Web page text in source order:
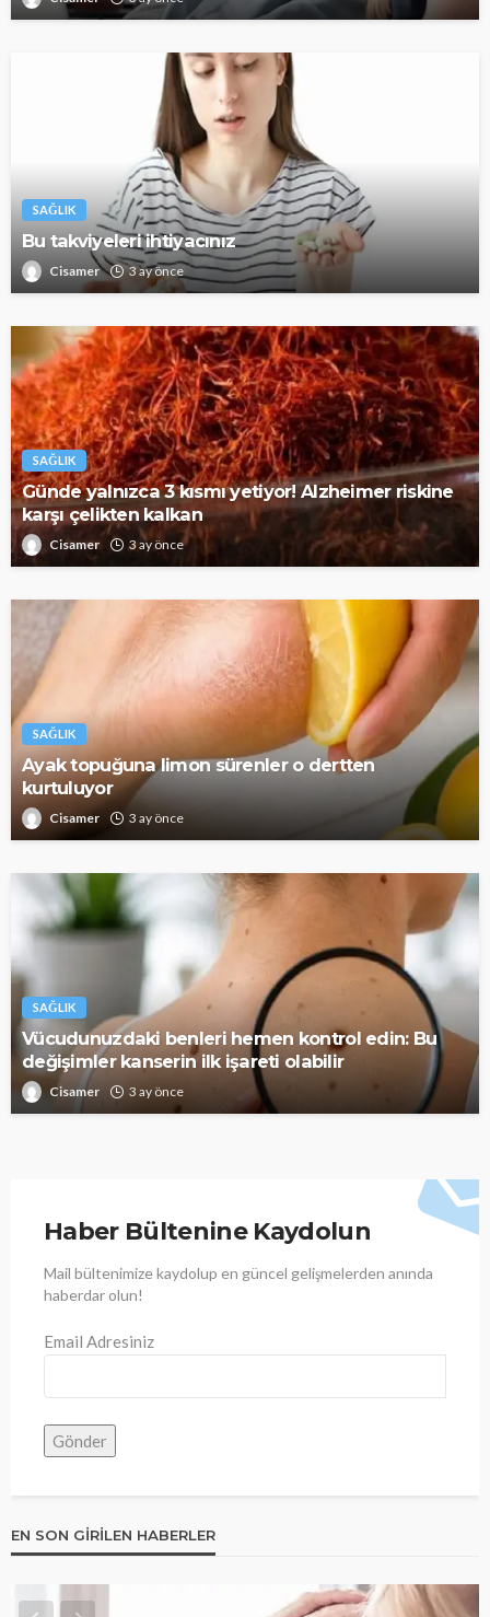
SAĞLIK
Bu takviyeleri ihtiyacınız
Cisamer 3 ay önce
SAĞLIK
Günde yalnızca 3 kısmı yetiyor! Alzheimer riskine
karşı çelikten kalkan
Cisamer 3 ay önce
SAĞLIK
Ayak topuğuna limon sürenler o dertten
kurtuluyor
Cisamer 3 ay önce
SAĞLIK
Vücudunuzdaki benleri hemen kontrol edin: Bu
değişimler kanserin ilk işareti olabilir
Cisamer 3 ay önce
Haber Bültenine Kaydolun
Mail bültenimize kaydolup en güncel gelişmelerden anında
haberdar olun!
Email Adresiniz
EN SON GIRILEN HABERLER